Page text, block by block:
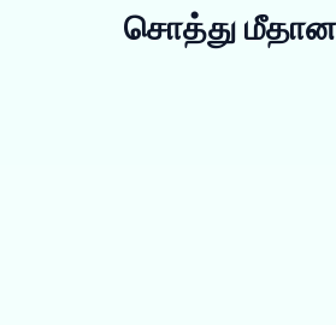
சொத்து மீதான